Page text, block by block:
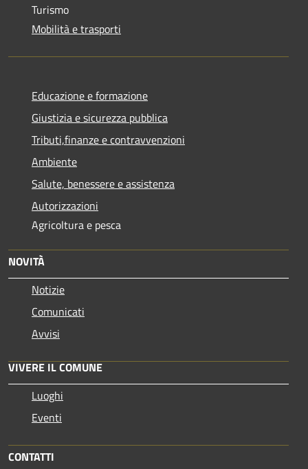
Turismo
Mobilità e trasporti
Educazione e formazione
Giustizia e sicurezza pubblica
Tributi,finanze e contravvenzioni
Ambiente
Salute, benessere e assistenza
Autorizzazioni
Agricoltura e pesca
NOVITÀ
Notizie
Comunicati
Avvisi
VIVERE IL COMUNE
Luoghi
Eventi
CONTATTI